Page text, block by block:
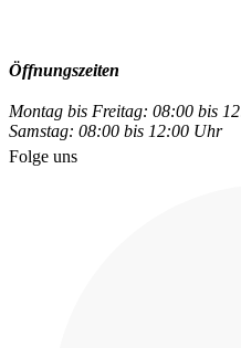
Öffnungszeiten
Montag bis Freitag: 08:00 bis
Samstag: 08:00 bis 12:00 Uhr
Folge uns